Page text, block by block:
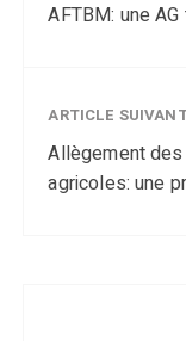
AFTBM: une
ARTICLE
Allègement
agricoles: une